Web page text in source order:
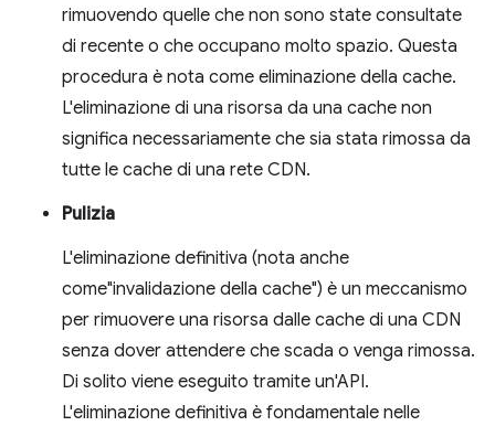
rimuovendo quelle che non sono state consultate
di recente o che occupano molto spazio. Questa
procedura è nota come eliminazione della cache.
L'eliminazione di una risorsa da una cache non
significa necessariamente che sia stata rimossa da
tutte le cache di una rete CDN.
Pulizia
L'eliminazione definitiva (nota anche
come"invalidazione della cache") è un meccanismo
per rimuovere una risorsa dalle cache di una CDN
senza dover attendere che scada o venga rimossa.
Di solito viene eseguito tramite un'API.
L'eliminazione definitiva è fondamentale nelle